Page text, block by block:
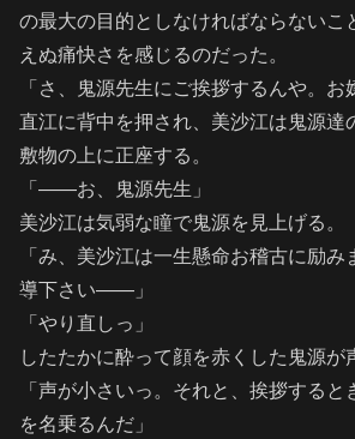
の最大の目的としなければならないこ
えぬ痛快さを感じるのだった。
「さ、鬼源先生にご挨拶するんや。お
直江に背中を押され、美沙江は鬼源達
敷物の上に正座する。
「――お、鬼源先生」
美沙江は気弱な瞳で鬼源を見上げる。
「み、美沙江は一生懸命お稽古に励
導下さい――」
「やり直しっ」
したたかに酔って顔を赤くした鬼源が
「声が小さいっ。それと、挨拶する
を名乗るんだ」